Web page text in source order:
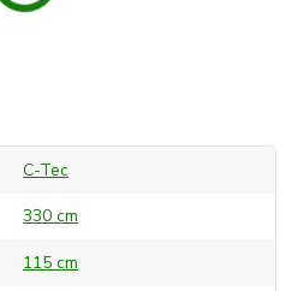
C-Tec
330 cm
115 cm